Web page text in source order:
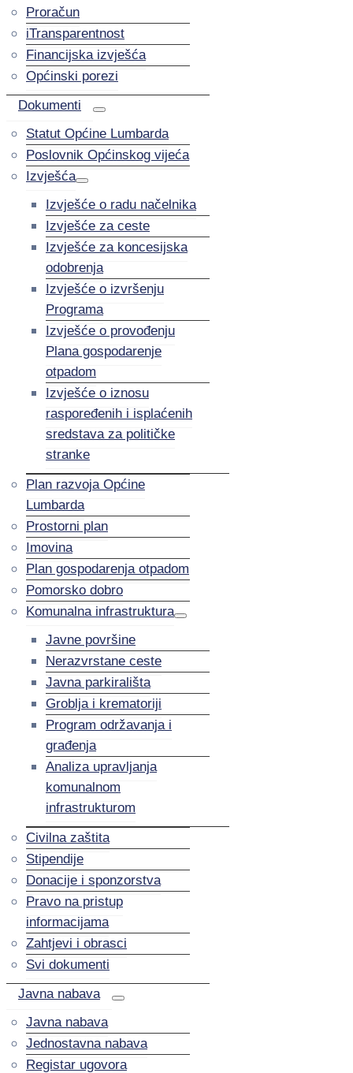
Proračun
iTransparentnost
Financijska izvješća
Općinski porezi
Dokumenti
Statut Općine Lumbarda
Poslovnik Općinskog vijeća
Izvješća
Izvješće o radu načelnika
Izvješće za ceste
Izvješće za koncesijska
odobrenja
Izvješće o izvršenju
Programa
Izvješće o provođenju
Plana gospodarenje
otpadom
Izvješće o iznosu
raspoređenih i isplaćenih
sredstava za političke
stranke
Plan razvoja Općine
Lumbarda
Prostorni plan
Imovina
Plan gospodarenja otpadom
Pomorsko dobro
Komunalna infrastruktura
Javne površine
Nerazvrstane ceste
Javna parkirališta
Groblja i krematoriji
Program održavanja i
građenja
Analiza upravljanja
komunalnom
infrastrukturom
Civilna zaštita
Stipendije
Donacije i sponzorstva
Pravo na pristup
informacijama
Zahtjevi i obrasci
Svi dokumenti
Javna nabava
Javna nabava
Jednostavna nabava
Registar ugovora